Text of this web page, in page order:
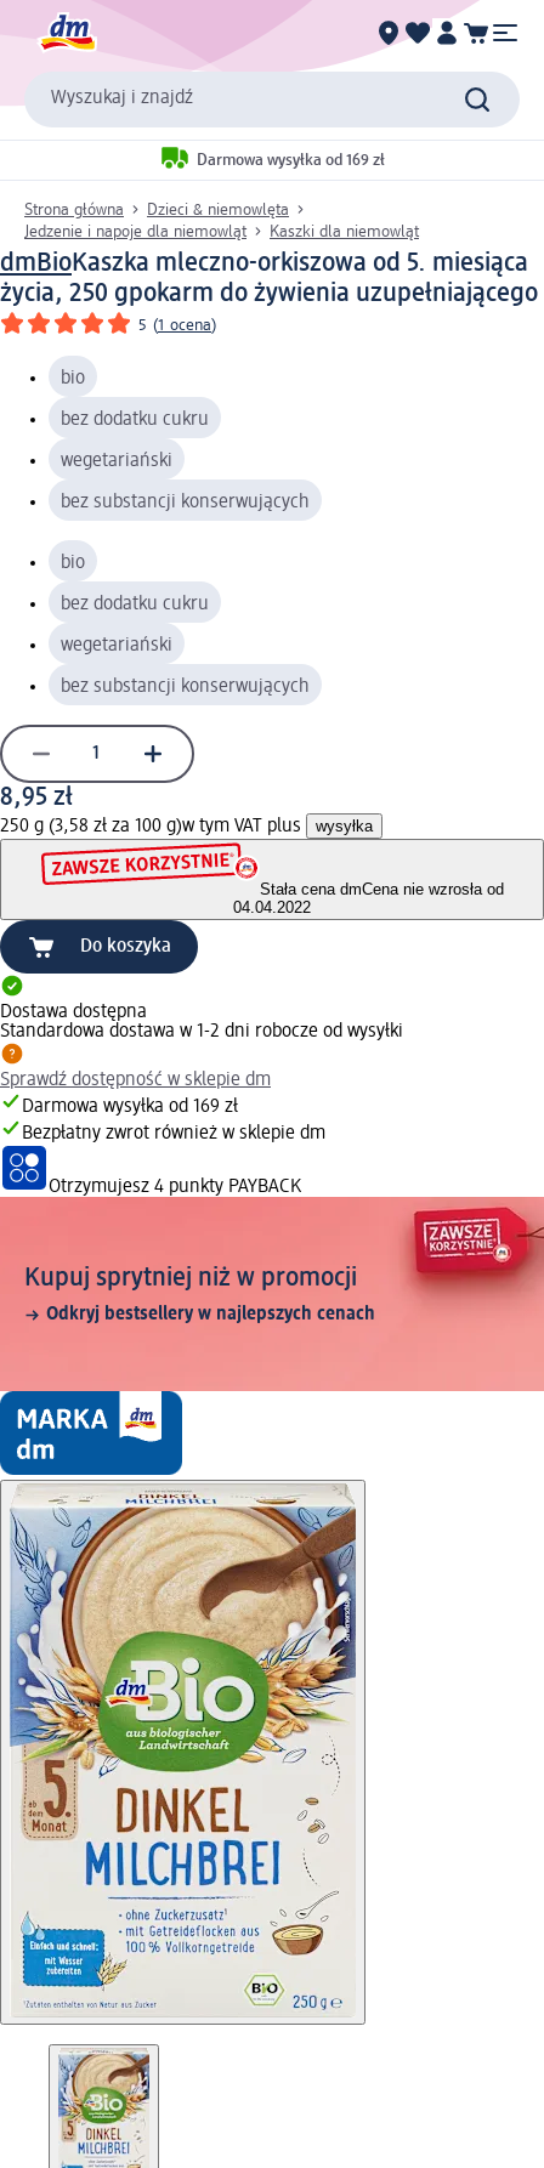
Wyszukaj i znajdź
Darmowa wysyłka od 169 zł
Strona główna
Dzieci & niemowlęta
Jedzenie i napoje dla niemowląt
Kaszki dla niemowląt
dmBioKaszka mleczno-orkiszowa od 5. miesiąca
życia, 250 gpokarm do żywienia uzupełniającego
5 (1 ocena)
bio
bez dodatku cukru
wegetariański
bez substancji konserwujących
bio
bez dodatku cukru
wegetariański
bez substancji konserwujących
8,95 zł
250 g (3,58 zł za 100 g)w tym VAT plus wysyłka
Stała cena dmCena nie wzrosła od
04.04.2022
Do koszyka
Dostawa dostępna
Standardowa dostawa w 1-2 dni robocze od wysyłki
Sprawdź dostępność w sklepie dm
Darmowa wysyłka od 169 zł
Bezpłatny zwrot również w sklepie dm
Otrzymujesz 4 punkty PAYBACK
Kupuj sprytniej niż w promocji
Odkryj bestsellery w najlepszych cenach